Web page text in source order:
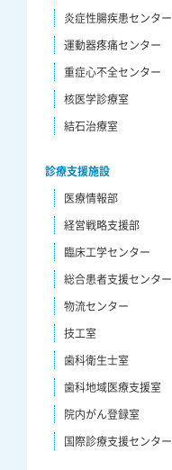
炎症性腸疾患センター
運動器疼痛センター
重症心不全センター
核医学診療室
結石治療室
診療支援施設
医療情報部
経営戦略支援部
臨床工学センター
総合患者支援センター
物流センター
技工室
歯科衛生士室
歯科地域医療支援室
院内がん登録室
国際診療支援センター